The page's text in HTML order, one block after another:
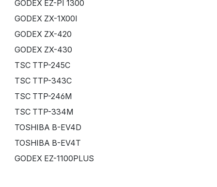
GODEX EZ-PI 1300
GODEX ZX-1X00I
GODEX ZX-420
GODEX ZX-430
TSC TTP-245C
TSC TTP-343C
TSC TTP-246M
TSC TTP-334M
TOSHIBA B-EV4D
TOSHIBA B-EV4T
GODEX EZ-1100PLUS